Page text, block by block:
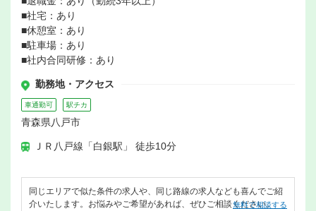
■社宅：あり
■休憩室：あり
■駐車場：あり
■社内合同研修：あり
勤務地・アクセス
車通勤可 駅チカ
青森県八戸市
ＪＲ八戸線「白銀駅」 徒歩10分
同じエリアで似た条件の求人や、同じ路線の求人なども喜んでご紹
介いたします。お悩みやご希望があれば、ぜひご相談ください。
無料で相談する